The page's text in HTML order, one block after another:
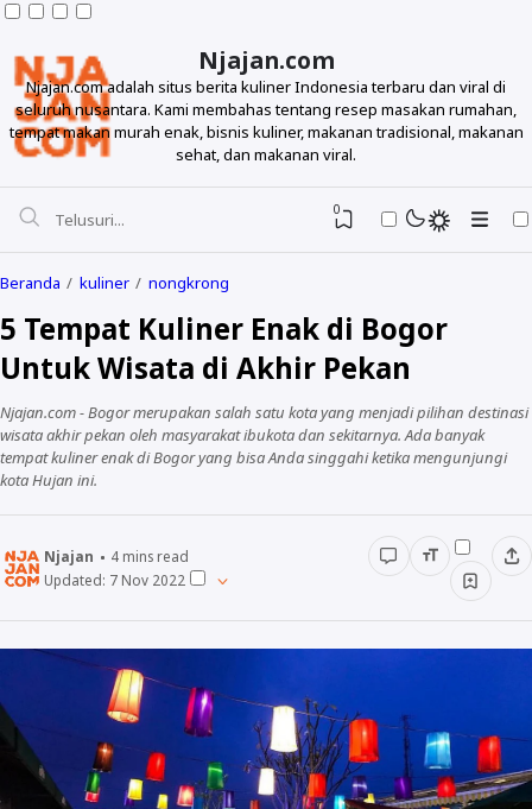
Njajan.com
Njajan.com adalah situs berita kuliner Indonesia terbaru dan viral di
seluruh nusantara. Kami membahas tentang resep masakan rumahan,
tempat makan murah enak, bisnis kuliner, makanan tradisional, makanan
sehat, dan makanan viral.
Resep
Minuman
Unik
Wow
0
Beranda kuliner nongkrong
5 Tempat Kuliner Enak di Bogor
Untuk Wisata di Akhir Pekan
Njajan.com - Bogor merupakan salah satu kota yang menjadi pilihan destinasi
wisata akhir pekan oleh masyarakat ibukota dan sekitarnya. Ada banyak
tempat kuliner enak di Bogor yang bisa Anda singgahi ketika mengunjungi
kota Hujan ini.
Njajan 4mins read
Updated: 7 Nov 2022